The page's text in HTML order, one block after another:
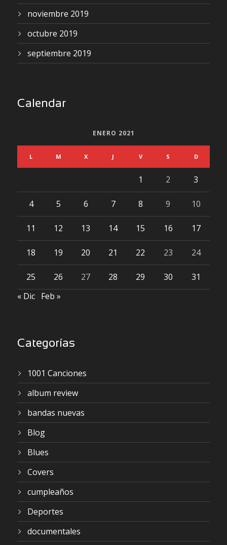
noviembre 2019
octubre 2019
septiembre 2019
Calendar
ENERO 2021
L M X J V S D
1 2 3
4 5 6 7 8 9 10
11 12 13 14 15 16 17
18 19 20 21 22 23 24
25 26 27 28 29 30
31
« Dic Feb »
Categorías
1001 Canciones
album review
bandas nuevas
Blog
Blues
Covers
cumpleaños
Deportes
documentales